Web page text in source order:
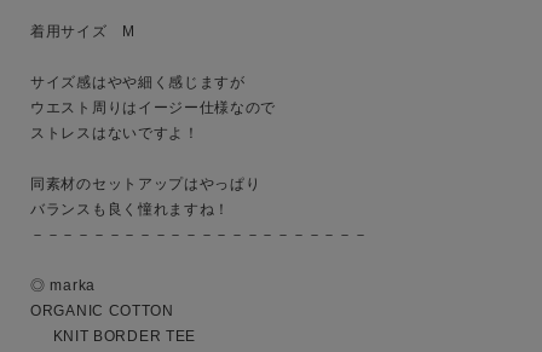
性別
カテゴリ
着用サイズ　M
サイズ感はやや細く感じますが
ウエスト周りはイージー仕様なので
ストレスはないですよ！
同素材のセットアップはやっぱり
バランスも良く憧れますね！
－－－－－－－－－－－－－－－－－－－－－－
◎ marka
ORGANIC COTTON